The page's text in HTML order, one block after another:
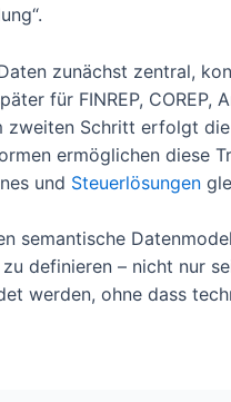
zunächst zentral,
für FINREP,
zweiten Schritt erfolgt
ermöglichen diese
und Steuerlösungen
semantische
definieren – nicht nur
werden, ohne dass